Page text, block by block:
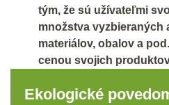
tým, že sú užívateľmi
množstva vyzbieraných
materiálov, obalov a
cenou svojich
Ekologické